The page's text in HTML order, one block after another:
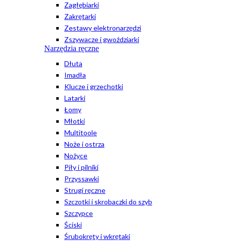
Zagłębiarki
Zakrętarki
Zestawy elektronarzędzi
Zszywacze i gwoździarki
Narzędzia ręczne
Dłuta
Imadła
Klucze i grzechotki
Latarki
Łomy
Młotki
Multitoole
Noże i ostrza
Nożyce
Piły i pilniki
Przyssawki
Strugi ręczne
Szczotki i skrobaczki do szyb
Szczypce
Ściski
Śrubokręty i wkrętaki